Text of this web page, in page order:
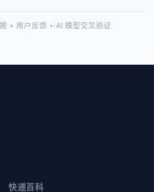
+ 用户反馈 + AI 模型交叉验证
快递百科